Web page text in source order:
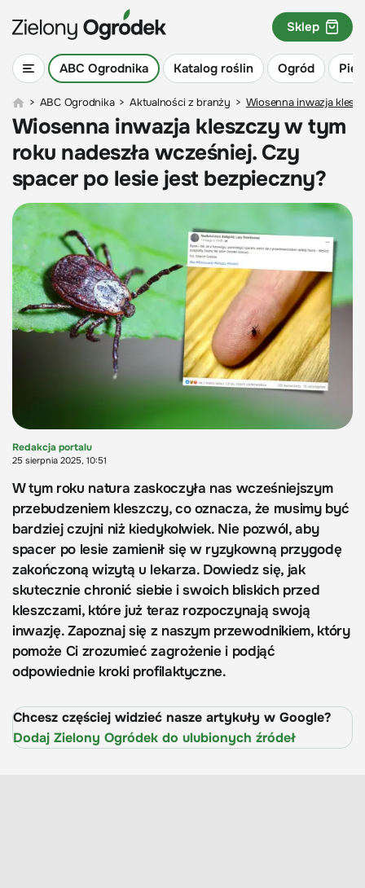
ABC Ogrodnika Katalog roślin Ogród
Sklep
> ABC Ogrodnika > Aktualności z branży > Wiosenna inwazja
Wiosenna inwazja kleszczy w tym
roku nadeszła wcześniej. Czy
spacer po lesie jest bezpieczny?
Redakcja portalu
25 sierpnia 2025, 10:51
W tym roku natura zaskoczyła nas wcześniejszym
przebudzeniem kleszczy, co oznacza, że musimy być
bardziej czujni niż kiedykolwiek. Nie pozwól, aby
spacer po lesie zamienił się w ryzykowną przygodę
zakończoną wizytą u lekarza. Dowiedz się, jak
skutecznie chronić siebie i swoich bliskich przed
kleszczami, które już teraz rozpoczynają swoją
inwazję. Zapoznaj się z naszym przewodnikiem, który
pomoże Ci zrozumieć zagrożenie i podjąć
odpowiednie kroki profilaktyczne.
Chcesz częściej widzieć nasze artykuły w Google?
Dodaj Zielony Ogródek do ulubionych źródeł